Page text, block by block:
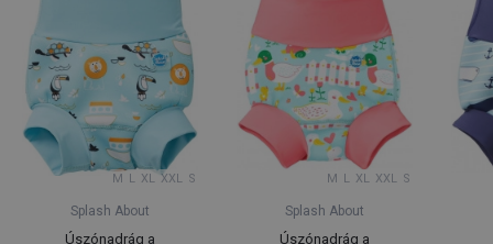
M L XL XXL S
Splash About
Úszónadrág a
M L XL XXL S
Splash About
Úszónadrág a